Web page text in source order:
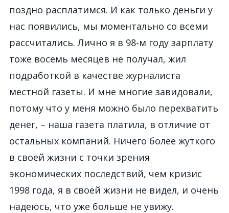
поздно расплатимся. И как только деньги у
нас появились, мы моментально со всеми
рассчитались. Лично я в 98-м году зарплату
тоже восемь месяцев не получал, жил
подработкой в качестве журналиста
местной газеты. И мне многие завидовали,
потому что у меня можно было перехватить
денег, – наша газета платила, в отличие от
остальных компаний. Ничего более жуткого
в своей жизни с точки зрения
экономических последствий, чем кризис
1998 года, я в своей жизни не видел, и очень
надеюсь, что уже больше не увижу.